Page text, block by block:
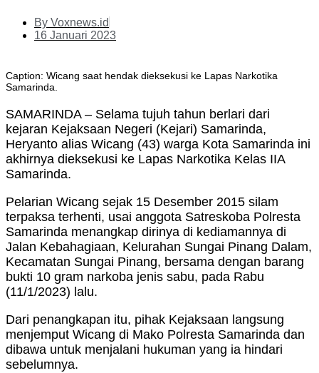
By Voxnews.id
16 Januari 2023
Caption: Wicang saat hendak dieksekusi ke Lapas Narkotika
Samarinda.
SAMARINDA – Selama tujuh tahun berlari dari
kejaran Kejaksaan Negeri (Kejari) Samarinda,
Heryanto alias Wicang (43) warga Kota Samarinda ini
akhirnya dieksekusi ke Lapas Narkotika Kelas IIA
Samarinda.
Pelarian Wicang sejak 15 Desember 2015 silam
terpaksa terhenti, usai anggota Satreskoba Polresta
Samarinda menangkap dirinya di kediamannya di
Jalan Kebahagiaan, Kelurahan Sungai Pinang Dalam,
Kecamatan Sungai Pinang, bersama dengan barang
bukti 10 gram narkoba jenis sabu, pada Rabu
(11/1/2023) lalu.
Dari penangkapan itu, pihak Kejaksaan langsung
menjemput Wicang di Mako Polresta Samarinda dan
dibawa untuk menjalani hukuman yang ia hindari
sebelumnya.